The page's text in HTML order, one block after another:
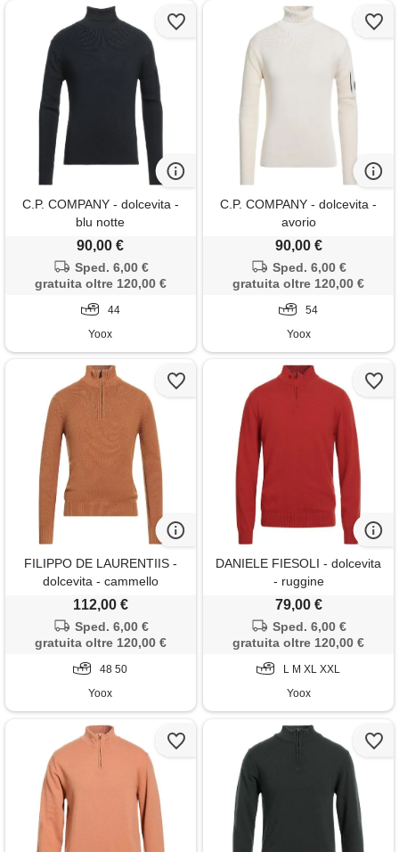
C.P. COMPANY - dolcevita -
blu notte
90,00 €
Sped. 6,00 €
gratuita oltre 120,00 €
44
Yoox
C.P. COMPANY - dolcevita -
avorio
90,00 €
Sped. 6,00 €
gratuita oltre 120,00 €
54
Yoox
FILIPPO DE LAURENTIIS -
dolcevita - cammello
112,00 €
Sped. 6,00 €
gratuita oltre 120,00 €
48 50
Yoox
DANIELE FIESOLI - dolcevita
- ruggine
79,00 €
Sped. 6,00 €
gratuita oltre 120,00 €
L M XL XXL
Yoox